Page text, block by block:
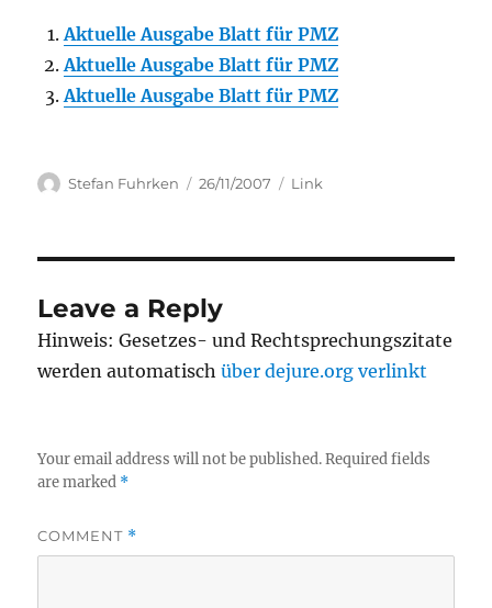
Aktuelle Ausgabe Blatt für PMZ
Aktuelle Ausgabe Blatt für PMZ
Aktuelle Ausgabe Blatt für PMZ
Author
Stefan Fuhrken
Posted
26/11/2007 Categories
Link
Leave a Reply
Hinweis: Gesetzes- und Rechtsprechungszitate
werden automatischüber dejure.org verlinkt
Your email address will not be published. Required fields
are marked *
COMMENT *